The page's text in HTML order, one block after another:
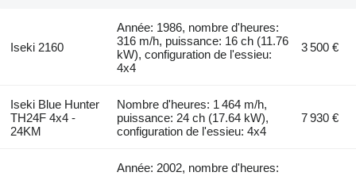
Iseki 2160
Année: 1986, nombre d'heures:
316 m/h, puissance: 16 ch (11.76
kW), configuration de l'essieu:
4x4
3 500 €
Iseki Blue Hunter
TH24F 4x4 -
24KM
Nombre d'heures: 1 464 m/h,
puissance: 24 ch (17.64 kW),
configuration de l'essieu: 4x4
7 930 €
Année: 2002, nombre d'heures: